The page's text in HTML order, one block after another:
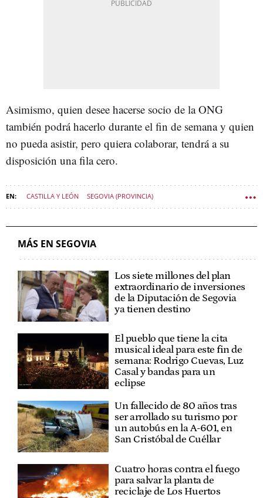
Asimismo, quien desee hacerse socio de la ONG
también podrá hacerlo durante el fin de semana y quien
no pueda asistir, pero quiera colaborar, tendrá a su
disposición una fila cero.
CASTILLA Y LEÓN SEGOVIA (PROVINCIA)
MÁS EN SEGOVIA
Los siete millones del plan
extraordinario de inversiones
de la Diputación de Segovia
ya tienen destino
El pueblo que tiene la cita
musical ideal para este fin de
semana: Rodrigo Cuevas, Luz
Casal y bandas para un
eclipse
Un fallecido de 80 años tras
ser arrollado su turismo por
un autobús en la A-601, en
San Cristóbal de Cuéllar
Cuatro horas contra el fuego
para salvar la planta de
reciclaje de Los Huertos